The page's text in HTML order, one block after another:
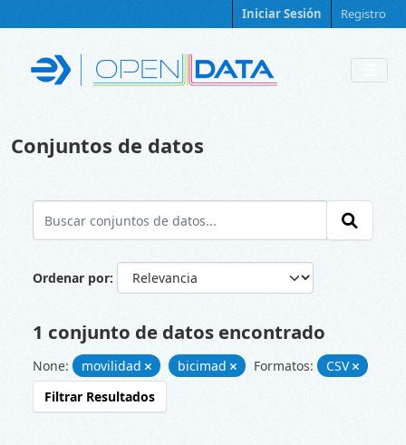
Iniciar Sesión Registro
Conjuntos de datos
Ordenar por
1 conjunto de datos encontrado
None: movilidad bicimad Formatos:
CSV
Filtrar Resultados